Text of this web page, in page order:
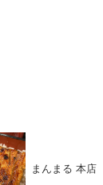
まんまる 本店